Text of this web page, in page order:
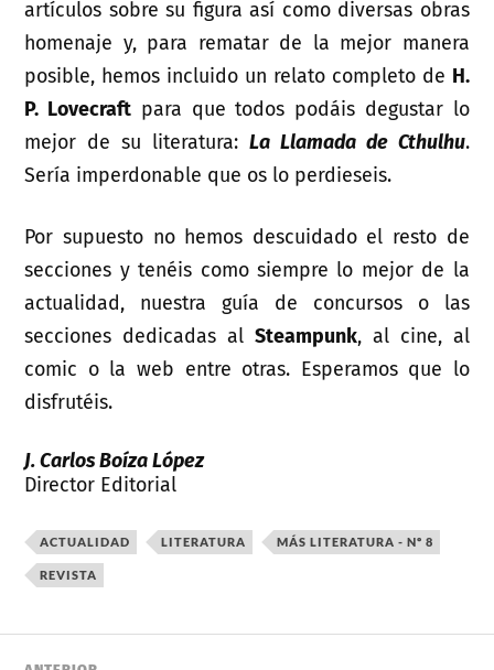
artículos sobre su figura así como diversas obras
homenaje y, para rematar de la mejor manera
posible, hemos incluido un relato completo de H.
P. Lovecraft para que todos podáis degustar lo
mejor de su literatura: La Llamada de Cthulhu.
Sería imperdonable que os lo perdieseis.
Por supuesto no hemos descuidado el resto de
secciones y tenéis como siempre lo mejor de la
actualidad, nuestra guía de concursos o las
secciones dedicadas al Steampunk, al cine, al
comic o la web entre otras. Esperamos que lo
disfrutéis.
J. Carlos Boíza López
Director Editorial
ACTUALIDAD LITERATURA MÁS LITERATURA - Nº 8
REVISTA